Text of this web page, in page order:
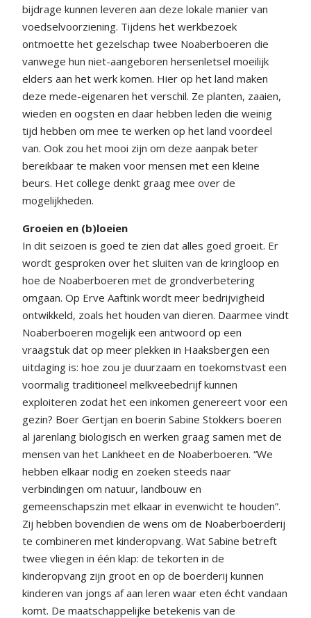
bijdrage kunnen leveren aan deze lokale manier van
voedselvoorziening. Tijdens het werkbezoek
ontmoette het gezelschap twee Noaberboeren die
vanwege hun niet-aangeboren hersenletsel moeilijk
elders aan het werk komen. Hier op het land maken
deze mede-eigenaren het verschil. Ze planten, zaaien,
wieden en oogsten en daar hebben leden die weinig
tijd hebben om mee te werken op het land voordeel
van. Ook zou het mooi zijn om deze aanpak beter
bereikbaar te maken voor mensen met een kleine
beurs. Het college denkt graag mee over de
mogelijkheden.
Groeien en (b)loeien
In dit seizoen is goed te zien dat alles goed groeit. Er
wordt gesproken over het sluiten van de kringloop en
hoe de Noaberboeren met de grondverbetering
omgaan. Op Erve Aaftink wordt meer bedrijvigheid
ontwikkeld, zoals het houden van dieren. Daarmee vindt
Noaberboeren mogelijk een antwoord op een
vraagstuk dat op meer plekken in Haaksbergen een
uitdaging is: hoe zou je duurzaam en toekomstvast een
voormalig traditioneel melkveebedrijf kunnen
exploiteren zodat het een inkomen genereert voor een
gezin? Boer Gertjan en boerin Sabine Stokkers boeren
al jarenlang biologisch en werken graag samen met de
mensen van het Lankheet en de Noaberboeren. “We
hebben elkaar nodig en zoeken steeds naar
verbindingen om natuur, landbouw en
gemeenschapszin met elkaar in evenwicht te houden”.
Zij hebben bovendien de wens om de Noaberboerderij
te combineren met kinderopvang. Wat Sabine betreft
twee vliegen in één klap: de tekorten in de
kinderopvang zijn groot en op de boerderij kunnen
kinderen van jongs af aan leren waar eten écht vandaan
komt. De maatschappelijke betekenis van de